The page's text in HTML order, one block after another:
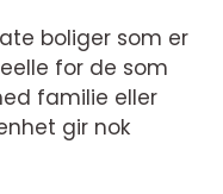
boliger som er
for de som
familie eller
gir nok